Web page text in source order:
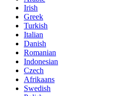
Irish
Greek
Turkish
Italian
Danish
Romanian
Indonesian
Czech
Afrikaans
Swedish